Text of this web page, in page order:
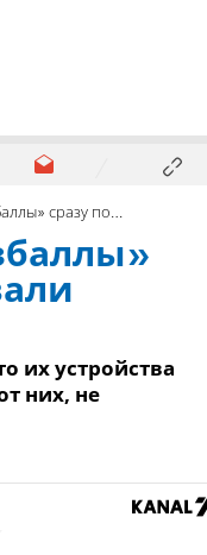
неладное
их устройства
них, не